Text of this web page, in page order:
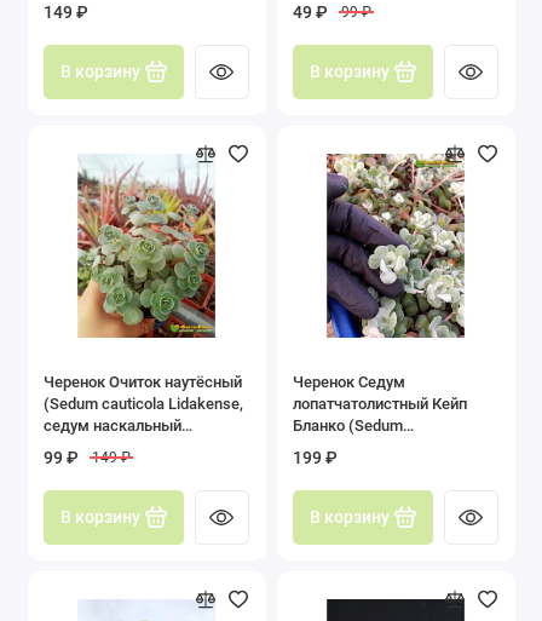
149 ₽
В корзину
49 ₽ 99 ₽
В корзину
Черенок Очиток наутёсный
(Sedum cauticola Lidakense,
седум наскальный
99 ₽ 149 ₽
В корзину
Черенок Седум
лопатчатолистный Кейп
Бланко (Sedum
199 ₽
В корзину